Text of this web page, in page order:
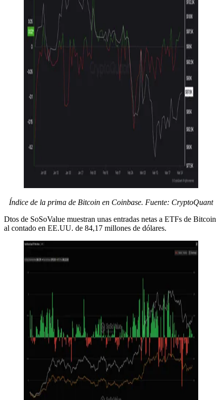
Índice de la prima de Bitcoin en Coinbase. Fuente: CryptoQuant
Dtos de SoSoValue muestran unas entradas netas a ETFs de Bitcoin
al contado en EE.UU. de 84,17 millones de dólares.